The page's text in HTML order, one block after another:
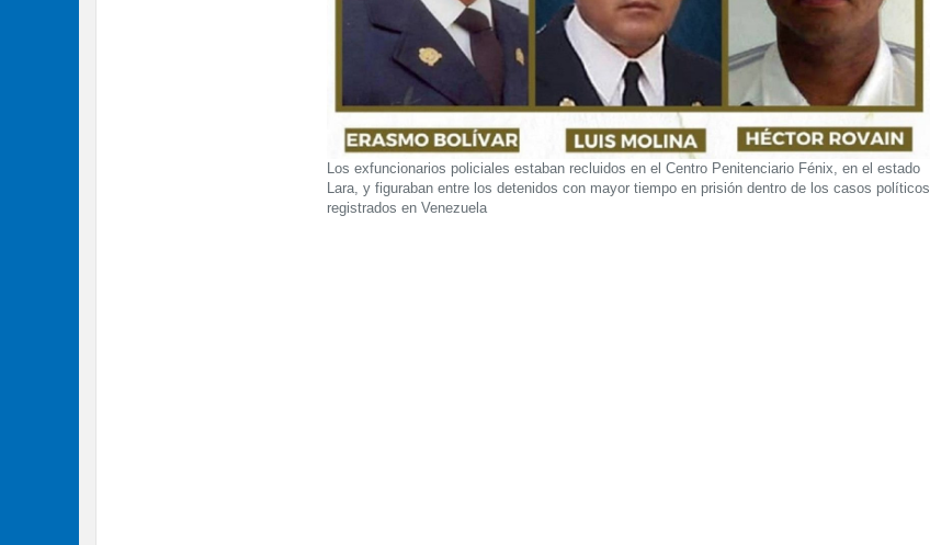
Los exfuncionarios policiales estaban recluidos en el Centro Penitenciario Fénix, en el estado
Lara, y figuraban entre los detenidos con mayor tiempo en prisión dentro de los casos políticos
registrados en Venezuela